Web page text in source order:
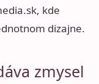
, kde
dizajne.
zmysel